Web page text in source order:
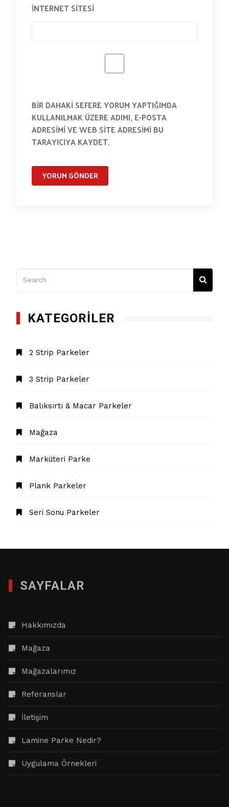
İNTERNET SITESI
BIR DAHAKI SEFERE YORUM YAPTIĞIMDA
KULLANILMAK ÜZERE ADIMI, E-POSTA
ADRESIMI VE WEB SITE ADRESIMI BU
TARAYICIYA KAYDET.
KATEGORILER
2 Strip Parkeler
3 Strip Parkeler
Balıksırtı & Macar Parkeler
Mağaza
Marküteri Parke
Plank Parkeler
Seri Sonu Parkeler
SAYFALAR
Hakkımızda
Mağaza
Mağazalarımız
Referanslar
İletişim
Lamine Parke Nedir?
Uygulama Örnekleri